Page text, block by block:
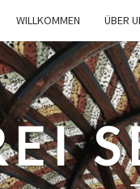
WILLKOMMEN ÜBER